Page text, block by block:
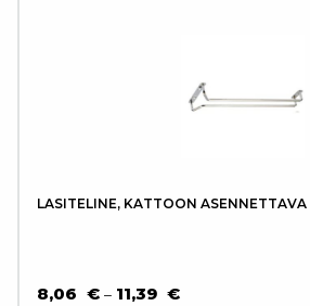
LASITELINE, KATTOON ASENNETTAVA
8,06 € – 11,39 €HINTALUOKKA: